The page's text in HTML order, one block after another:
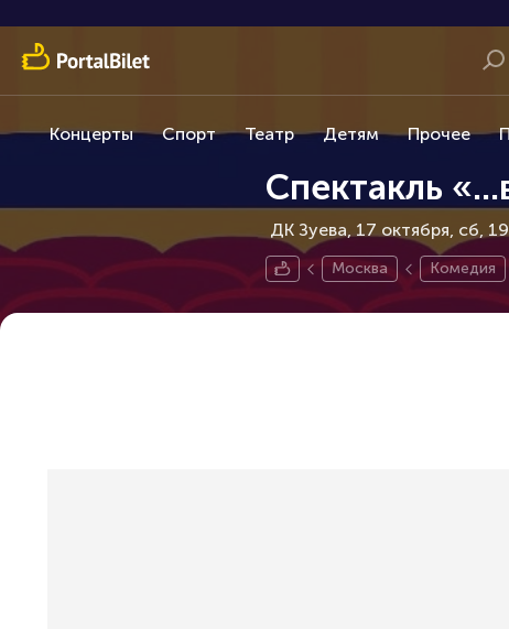
Концерты Спорт Театр Детям Прочее
Спектакль
ДК Зуева, 17 октября сб,
Москва Комедия